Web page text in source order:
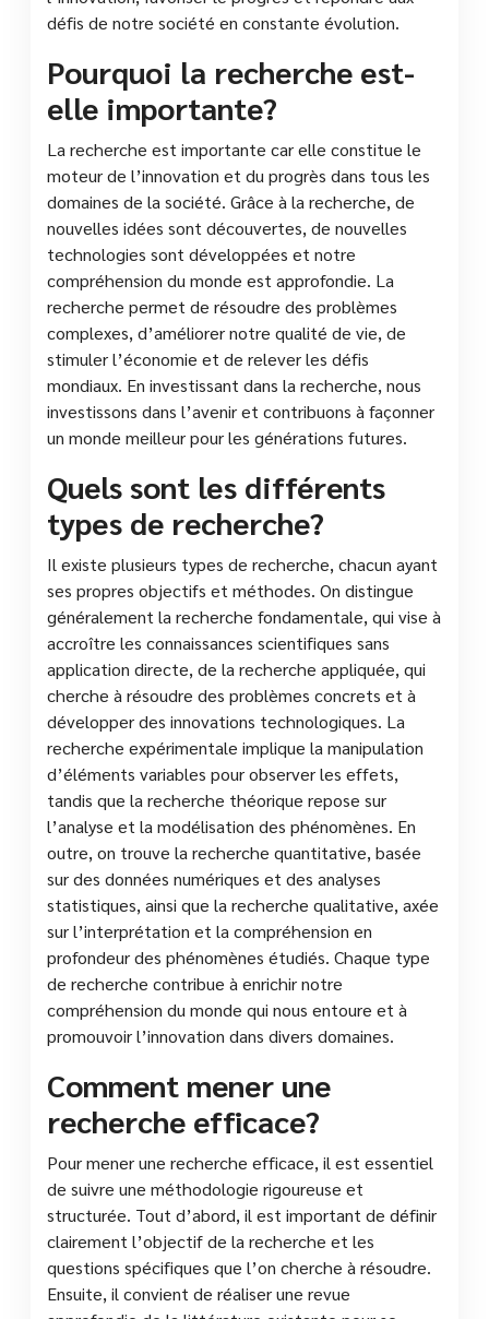
défis de notre société en constante évolution.
Pourquoi la recherche est-
elle importante?
La recherche est importante car elle constitue le
moteur de l’innovation et du progrès dans tous les
domaines de la société. Grâce à la recherche, de
nouvelles idées sont découvertes, de nouvelles
technologies sont développées et notre
compréhension du monde est approfondie. La
recherche permet de résoudre des problèmes
complexes, d’améliorer notre qualité de vie, de
stimuler l’économie et de relever les défis
mondiaux. En investissant dans la recherche, nous
investissons dans l’avenir et contribuons à façonner
un monde meilleur pour les générations futures.
Quels sont les différents
types de recherche?
Il existe plusieurs types de recherche, chacun ayant
ses propres objectifs et méthodes. On distingue
généralement la recherche fondamentale, qui vise à
accroître les connaissances scientifiques sans
application directe, de la recherche appliquée, qui
cherche à résoudre des problèmes concrets et à
développer des innovations technologiques. La
recherche expérimentale implique la manipulation
d’éléments variables pour observer les effets,
tandis que la recherche théorique repose sur
l’analyse et la modélisation des phénomènes. En
outre, on trouve la recherche quantitative, basée
sur des données numériques et des analyses
statistiques, ainsi que la recherche qualitative, axée
sur l’interprétation et la compréhension en
profondeur des phénomènes étudiés. Chaque type
de recherche contribue à enrichir notre
compréhension du monde qui nous entoure et à
promouvoir l’innovation dans divers domaines.
Comment mener une
recherche efficace?
Pour mener une recherche efficace, il est essentiel
de suivre une méthodologie rigoureuse et
structurée. Tout d’abord, il est important de définir
clairement l’objectif de la recherche et les
questions spécifiques que l’on cherche à résoudre.
Ensuite, il convient de réaliser une revue